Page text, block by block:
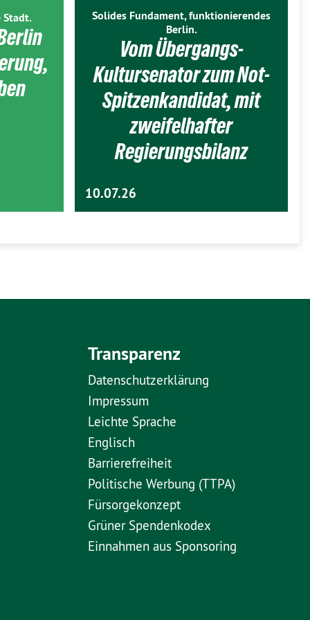
Stadt.
Solides Fundament, funktionierendes
Berlin.
Vom Übergangs-
Kultursenator zum Not-
Spitzenkandidat, mit
zweifelhafter
Regierungsbilanz
10.07.26
Transparenz
Datenschutzerklärung
Impressum
Leichte Sprache
Englisch
Barrierefreiheit
Politische Werbung (TTPA)
Fürsorgekonzept
Grüner Spendenkodex
Einnahmen aus Sponsoring